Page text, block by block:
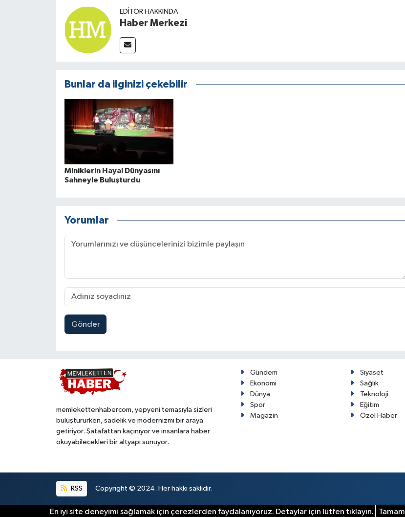
EDITÖR HAKKINDA
Haber Merkezi
Bunlar da ilginizi çekebilir
Miniklerin Hayal Dünyasını
Sahneyle Buluşturdu
Yorumlar
Gönder
memlekettenhabercom, yepyeni temasıyla sizleri
buluştururken, sadelik ve modernizmi bir araya
getiriyor. Şatafattan kaçınıyor ve insanlara haber
okuyabilecekleri bir altyapı sunuyor.
Gündem
Siyaset
Ekonomi
Sağlık
Dünya
Teknoloji
Spor
Eğitim
Magazin
Özel Haber
RSS Copyright © 2024. Her hakkı saklıdır.
En iyi site deneyimi sağlamak için çerezlerden faydalanıyoruz. Detaylar için lütfen tıklayın. Tamam